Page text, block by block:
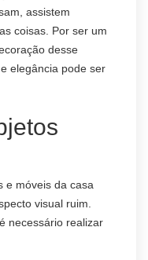
assistem
coisas. Por ser um
desse
elegância pode ser
e móveis da casa
visual ruim.
necessário realizar